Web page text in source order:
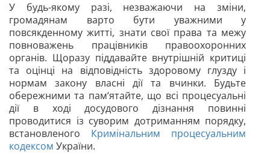
У будь-якому разі, незважаючи на зміни,
громадянам варто бути уважними у
повсякденному житті, знати свої права та межу
повноважень працівників правоохоронних
органів. Щоразу піддавайте внутрішній критиці
та оцінці на відповідність здоровому глузду і
нормам закону власні дії та вчинки. Будьте
обережними та пам‘ятайте, що всі процесуальні
дії в ході досудового дізнання повинні
проводитися із суворим дотриманням порядку,
встановленого Кримінальним процесуальним
кодексом України.